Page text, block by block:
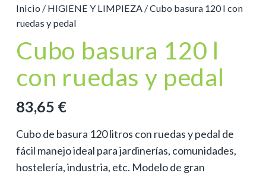
Inicio / HIGIENE Y LIMPIEZA / Cubo basura 120 l con
ruedas y pedal
Cubo basura 120 l
con ruedas y pedal
83,65 €
Cubo de basura 120 litros con ruedas y pedal de
fácil manejo ideal para jardinerías, comunidades,
hostelería, industria, etc. Modelo de gran